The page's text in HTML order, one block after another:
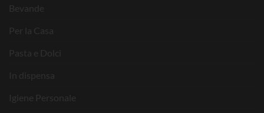
Bevande
Per la Casa
Pasta e Dolci
In dispensa
Igiene Personale